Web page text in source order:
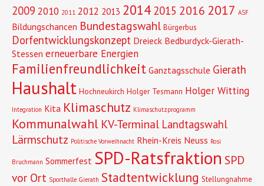
2009 2010 2011 2012 2013 2014 2015 2016 2017 ASF
Bildungschancen Bundestagswahl Bürgerbus
Dorfentwicklungskonzept Dreieck Bedburdyck-Gierath-
Stessen erneuerbare Energien
Familienfreundlichkeit Ganztagsschule Gierath
Haushalt Hochneukirch Holger Tesmann Holger Witting
Integration Kita Klimaschutz Klimaschutzprogramm
Kommunalwahl KV-Terminal Landtagswahl
Lärmschutz Politische Vorweihnacht Rhein-Kreis Neuss Rosi
Bruchmann Sommerfest SPD-Ratsfraktion SPD
vor Ort Sporthalle Gierath Stadtentwicklung Stellungnahme